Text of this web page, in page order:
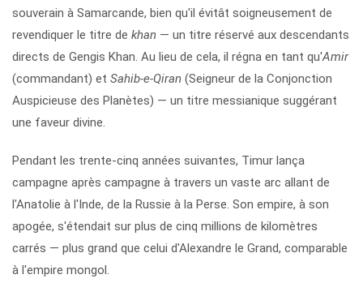
souverain à Samarcande, bien qu'il évitât soigneusement de
revendiquer le titre de khan — un titre réservé aux descendants
directs de Gengis Khan. Au lieu de cela, il régna en tant qu'Amir
(commandant) et Sahib-e-Qiran (Seigneur de la Conjonction
Auspicieuse des Planètes) — un titre messianique suggérant
une faveur divine.
Pendant les trente-cinq années suivantes, Timur lança
campagne après campagne à travers un vaste arc allant de
l'Anatolie à l'Inde, de la Russie à la Perse. Son empire, à son
apogée, s'étendait sur plus de cinq millions de kilomètres
carrés — plus grand que celui d'Alexandre le Grand, comparable
à l'empire mongol.